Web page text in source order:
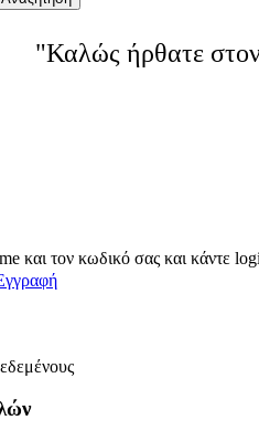
"Καλώς ήρθατε
και τον κωδικό σας και κάντε